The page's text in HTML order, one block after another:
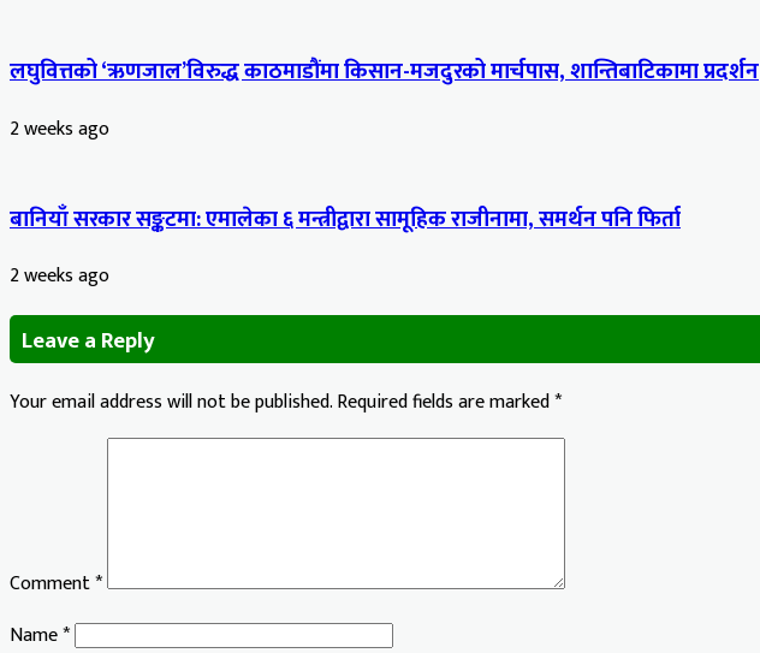
लघुवित्तको ‘ऋणजाल’विरुद्ध काठमाडौंमा किसान-मजदुरको मार्चपास, शान्तिबाटिकामा प्रदर्शन
2 weeks ago
बानियाँ सरकार सङ्कटमा: एमालेका ६ मन्त्रीद्वारा सामूहिक राजीनामा, समर्थन पनि फिर्ता
2 weeks ago
Leave a Reply
Your email address will not be published.Required fields are marked*
Comment*
Name*